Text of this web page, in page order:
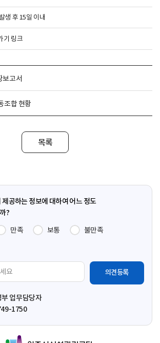
생 후 15일 이내
기 링크
보고서
조합 현황
목록
제공하는 정보에 대하여 어느 정도
?
만족 보통
불만족
업무담당자
1750